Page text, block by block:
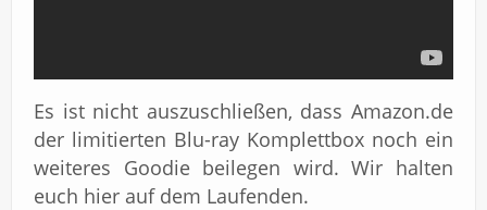
Es ist nicht auszuschließen, dass Amazon.de
der limitierten Blu-ray Komplettbox noch ein
weiteres Goodie beilegen wird. Wir halten
euch hier auf dem Laufenden.